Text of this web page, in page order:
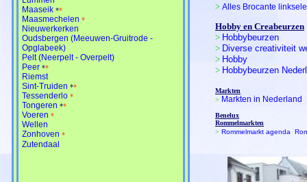
Maaseik **
Maasmechelen *
Nieuwerkerken
Oudsbergen (Meeuwen-Gruitrode -
Opglabeek)
Pelt (Neerpelt - Overpelt)
Peer **
Riemst
Sint-Truiden **
Tessenderlo *
Tongeren **
Voeren *
Wellen
Zonhoven *
Zutendaal
> Alles Brocante
Hobby en Creabeurzen
> Hobbybeurzen
> Diverse creativiteit
> Hobby
> Hobbybeurzen
Markten
> Markten in Nederland
Benelux
Rommelmarkten
> Rommelmarkt agenda 